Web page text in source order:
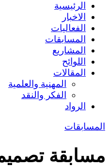
الرئيسية
الاخبار
الفعاليات
المسابقات
المشاريع
اللوائح
المقالات
المهنية والعلمية
الفكر والنقد
الرواد
المسابقات
مسابقة